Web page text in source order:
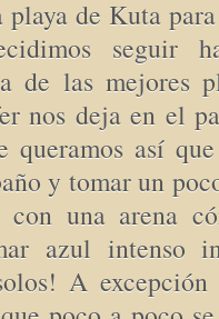
de Kuta
seguir
de las mejores
nos deja en el
queramos así
y tomar un
una arena
azul intenso
A